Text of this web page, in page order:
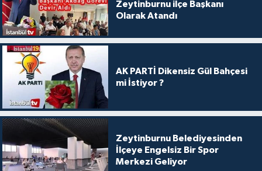
Zeytinburnu ilçe Başkanı
Olarak Atandı
AK PARTİ Dikensiz Gül Bahçesi
mi İstiyor ?
Zeytinburnu Belediyesinden
İlçeye Engelsiz Bir Spor
Merkezi Geliyor